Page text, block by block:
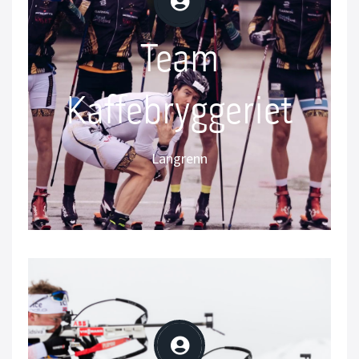
Team
Kaffebryggeriet
Langrenn
Team
Kaffebryggeriet
Nor
sk langløpslag
Instagram: @teamkaffebryggeriet